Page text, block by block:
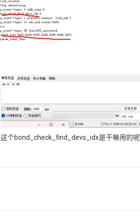
这个bond_check_find_devs_idx是干嘛用的